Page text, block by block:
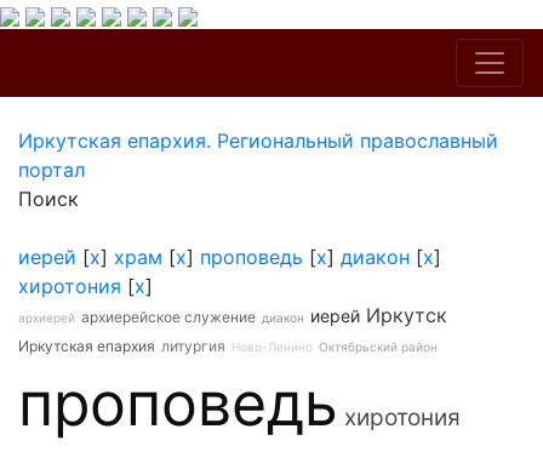
Иркутская епархия. Региональный православный
портал
Поиск
иерей [x] храм [x] проповедь [x] диакон [x]
хиротония [x]
архиерей архиерейское служение диакон иерей Иркутск
Иркутская епархия литургия Ново-Ленино Октябрьский район
проповедь хиротония